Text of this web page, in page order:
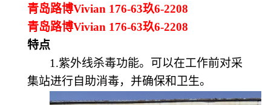
青岛路博Vivian 176-63玖6-2208
青岛路博Vivian 176-63玖6-2208
特点
1.紫外线杀毒功能。可以在工作前对采
集站进行自助消毒，并确保和卫生。